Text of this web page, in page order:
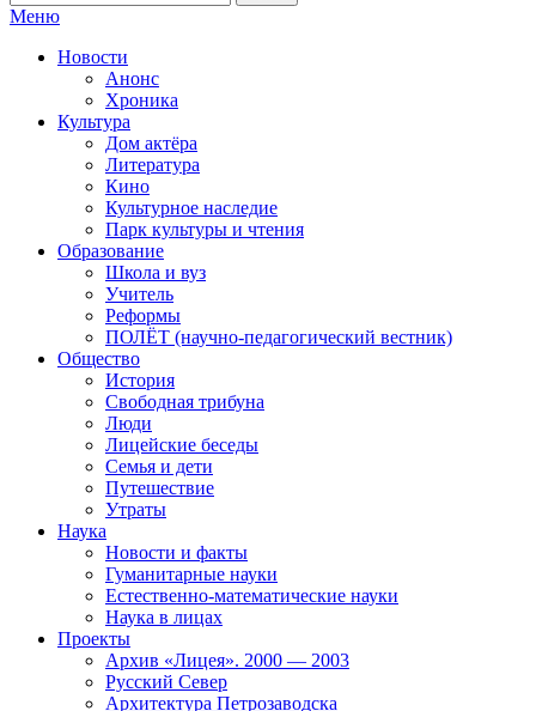
Меню
Новости
Анонс
Хроника
Культура
Дом актёра
Литература
Кино
Культурное наследие
Парк культуры и чтения
Образование
Школа и вуз
Учитель
Реформы
ПОЛЁТ (научно-педагогический вестник)
Общество
История
Свободная трибуна
Люди
Лицейские беседы
Семья и дети
Путешествие
Утраты
Наука
Новости и факты
Гуманитарные науки
Естественно-математические науки
Наука в лицах
Проекты
Архив «Лицея». 2000 — 2003
Русский Север
Архитектура Петрозаводска